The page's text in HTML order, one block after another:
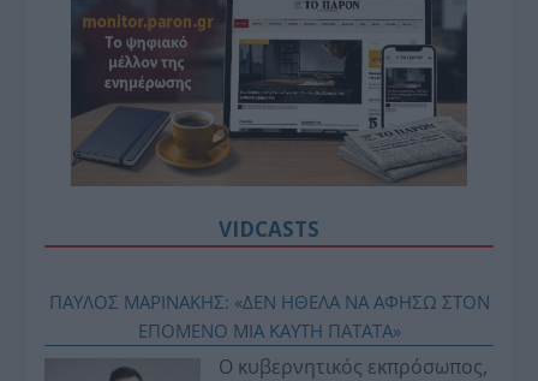
VIDCASTS
ΠΑΥΛΟΣ ΜΑΡΙΝΑΚΗΣ: «ΔΕΝ ΗΘΕΛΑ ΝΑ ΑΦΗΣΩ ΣΤΟΝ
ΕΠΟΜΕΝΟ ΜΙΑ ΚΑΥΤΗ ΠΑΤΑΤΑ»
Ο κυβερνητικός εκπρόσωπος,